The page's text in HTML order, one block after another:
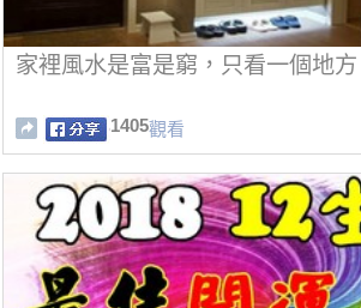
家裡風水是富是窮，只看一個地方
1405觀看